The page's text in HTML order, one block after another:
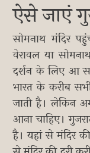
ऐसे जाएं
सोमनाथ मंदिर
वेरावल या
दर्शन के लिए आ
भारत के करीब
जाती है। लेकिन
आना चाहिए।
है। यहां से मंदिर